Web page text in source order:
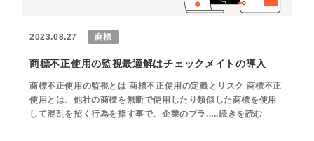
2023.08.27 商標
商標不正使用の監視最適解はチェックメイトの導入
商標不正使用の監視とは 商標不正使用の定義とリスク 商標不正
使用とは、他社の商標を無断で使用したり類似した商標を使用
して混乱を招く行為を指す事で、企業のブラ.....続きを読む